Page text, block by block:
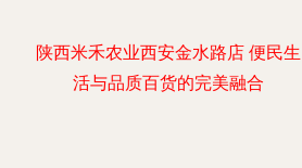
陕西米禾农业西安金水路店 便民生
活与品质百货的完美融合